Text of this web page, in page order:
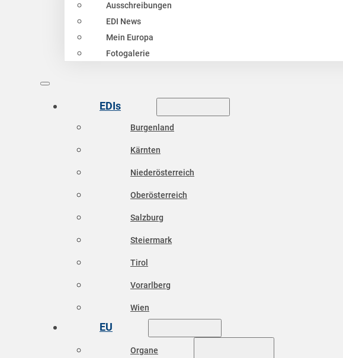
Ausschreibungen
EDI News
Mein Europa
Fotogalerie
EDIs
Burgenland
Kärnten
Niederösterreich
Oberösterreich
Salzburg
Steiermark
Tirol
Vorarlberg
Wien
EU
Organe